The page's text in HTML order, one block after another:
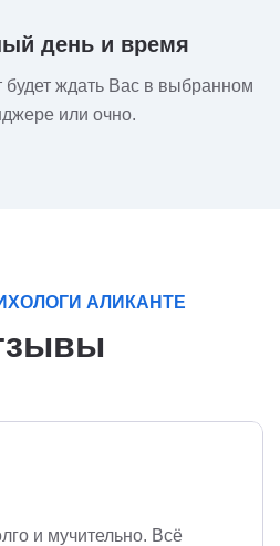
день и время
будет ждать Вас в выбранном
или очно.
АЛИКАНТЕ
и мучительно. Всё